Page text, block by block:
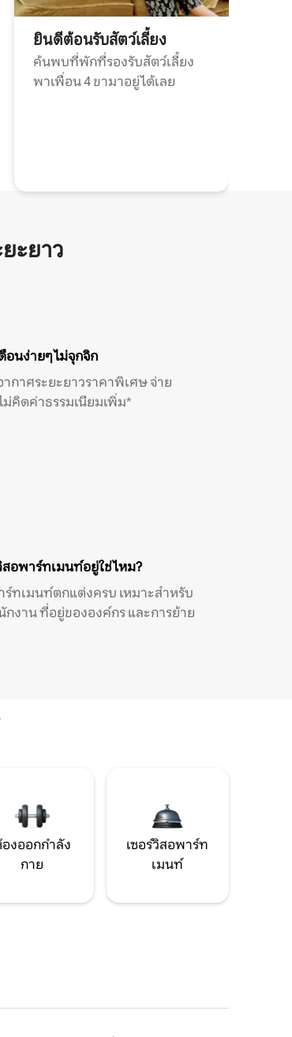
ยินดีต้อนรับสัตว์เลี้ยง
ค้นพบที่พักที่รองรับสัตว์เลี้ยง
พาเพื่อน 4 ขามาอยู่ได้เลย
ะยาว
อนง่ายๆ ไม่จุกจิก
กาศระยะยาวราคาพิเศษ จ่าย
ม่คิดค่าธรรมเนียมเพิ่ม*
สอพาร์ทเมนท์อยู่ใช่ไหม?
ร์ทเมนท์ตกแต่งครบ เหมาะสำหรับ
กงาน ที่อยู่ขององค์กร และการย้าย
งออกกำลัง
กาย
เซอร์วิสอพาร์ท
เมนท์